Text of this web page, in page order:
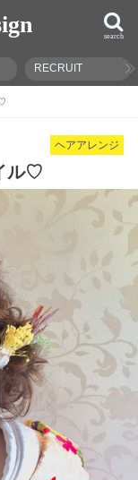
search
RECRUIT
ヘアアレンジ
ル♡